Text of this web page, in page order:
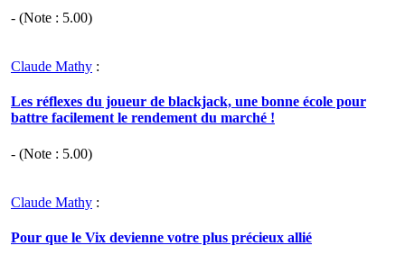
- (Note : 5.00)
Claude Mathy :
Les réflexes du joueur de blackjack, une bonne école pour
battre facilement le rendement du marché !
- (Note : 5.00)
Claude Mathy :
Pour que le Vix devienne votre plus précieux allié